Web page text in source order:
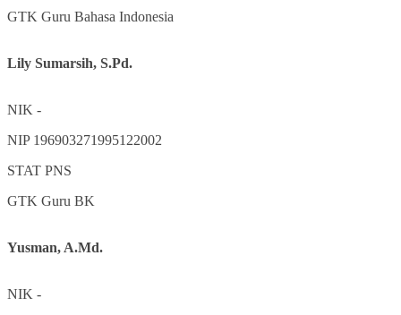
GTK Guru Bahasa Indonesia
Lily Sumarsih, S.Pd.
NIK -
NIP 196903271995122002
STAT PNS
GTK Guru BK
Yusman, A.Md.
NIK -